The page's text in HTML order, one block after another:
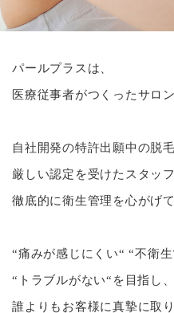
パールプラスは、
医療従事者がつくったサロン
自社開発の特許出願中の脱
厳しい認定を受けたスタッ
徹底的に衛生管理を心がげて
“痛みが感じにくい“ “不衛
“トラブルがない“を目指し
誰よりも お客様に真摯に取